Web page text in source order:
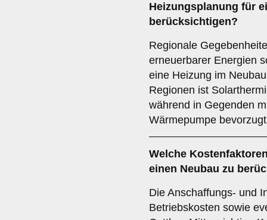
Heizungsplanung für
berücksichtigen?
Regionale
erneuerbarer Energien
eine Heizung im
Regionen ist
während in Gegenden
Wärmepumpe
Welche
einen Neubau zu
Die Anschaffungs- und
Betriebskosten sowie